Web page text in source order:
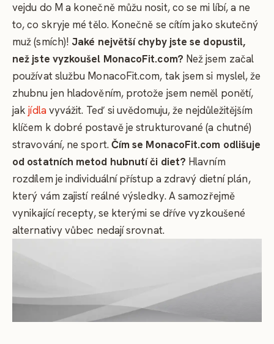
vejdu do M a konečně můžu nosit, co se mi líbí, a ne
to, co skryje mé tělo. Konečně se cítím jako skutečný
muž (smích)! Jaké největší chyby jste se dopustil,
než jste vyzkoušel MonacoFit.com? Než jsem začal
používat službu MonacoFit.com, tak jsem si myslel, že
zhubnu jen hladověním, protože jsem neměl ponětí,
jakjídlavyvážit. Teď si uvědomuju, že nejdůležitějším
klíčem k dobré postavě je strukturované (a chutné)
stravování, ne sport.Čím se MonacoFit.com odlišuje
od ostatních metod hubnutí či diet? Hlavním
rozdílem je individuální přístup a zdravý dietní plán,
který vám zajistí reálné výsledky. A samozřejmě
vynikající recepty, se kterými se dříve vyzkoušené
alternativy vůbec nedají srovnat.